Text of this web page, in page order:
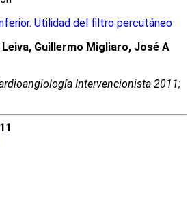
Utilidad del filtro percutáneo
Guillermo Migliaro, José A
Intervencionista 2011;